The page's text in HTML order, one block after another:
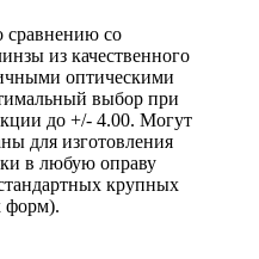
сравнению со
из качественного
оптическими
выбор при
до +/- 4.00. Могут
для изготовления
в любую оправу
крупных
форм).